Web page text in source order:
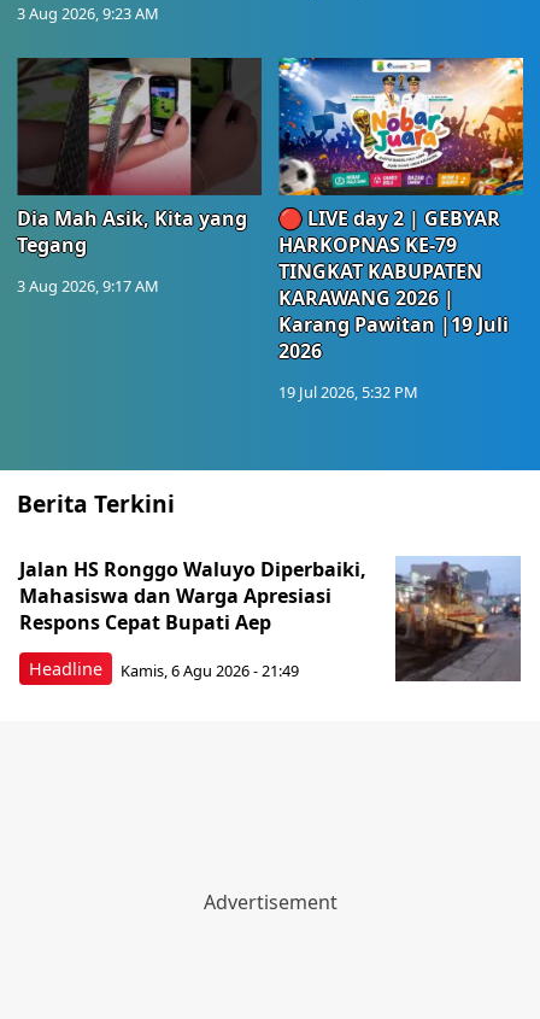
3 Aug 2026, 9:23 AM
Dia Mah Asik, Kita yang
Tegang
3 Aug 2026, 9:17 AM
🔴 LIVE day 2 | GEBYAR
HARKOPNAS KE-79
TINGKAT KABUPATEN
KARAWANG 2026 |
Karang Pawitan |19 Juli
2026
19 Jul 2026, 5:32 PM
Berita Terkini
Headline
Jalan HS Ronggo Waluyo Diperbaiki,
Mahasiswa dan Warga Apresiasi
Respons Cepat Bupati Aep
Kamis, 6 Agu 2026 - 21:49